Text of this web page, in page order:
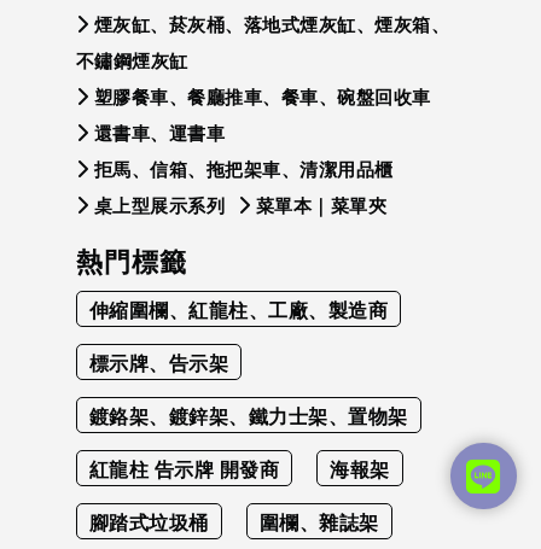
煙灰缸、菸灰桶、落地式煙灰缸、煙灰箱、
不鏽鋼煙灰缸
塑膠餐車、餐廳推車、餐車、碗盤回收車
還書車、運書車
拒馬、信箱、拖把架車、清潔用品櫃
桌上型展示系列
菜單本｜菜單夾
熱門標籤
伸縮圍欄、紅龍柱、工廠、製造商
標示牌、告示架
鍍鉻架、鍍鋅架、鐵力士架、置物架
紅龍柱 告示牌 開發商 海報架
腳踏式垃圾桶 圍欄、雜誌架